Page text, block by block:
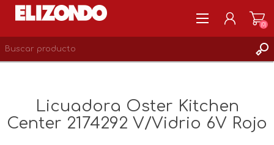
LISTA DE DESEOS 0
(0)
Licuadora Oster Kitchen
Center 2174292 V/Vidrio 6V Rojo